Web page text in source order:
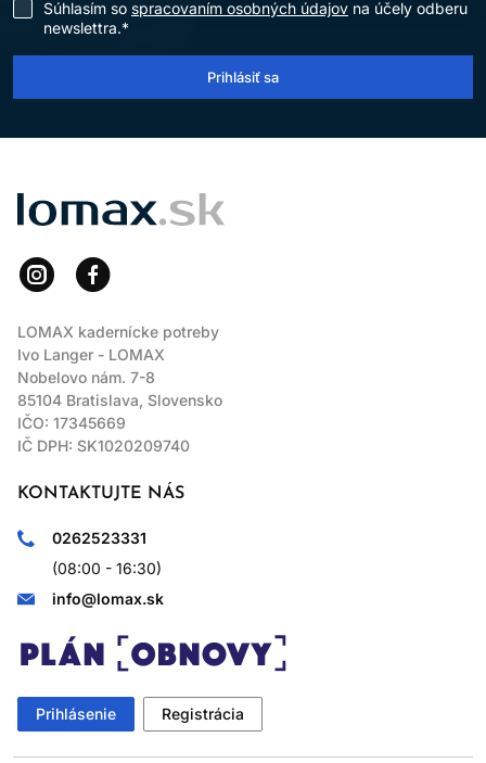
Súhlasím so spracovaním osobných údajov na účely odberu
newslettra.*
Prihlásiť sa
LOMAX
LOMAX kadernícke potreby
Ivo Langer - LOMAX
Nobelovo nám. 7-8
85104 Bratislava, Slovensko
IČO: 17345669
IČ DPH: SK1020209740
KONTAKTUJTE NÁS
0262523331
(08:00 - 16:30)
info@lomax.sk
Prihlásenie Registrácia